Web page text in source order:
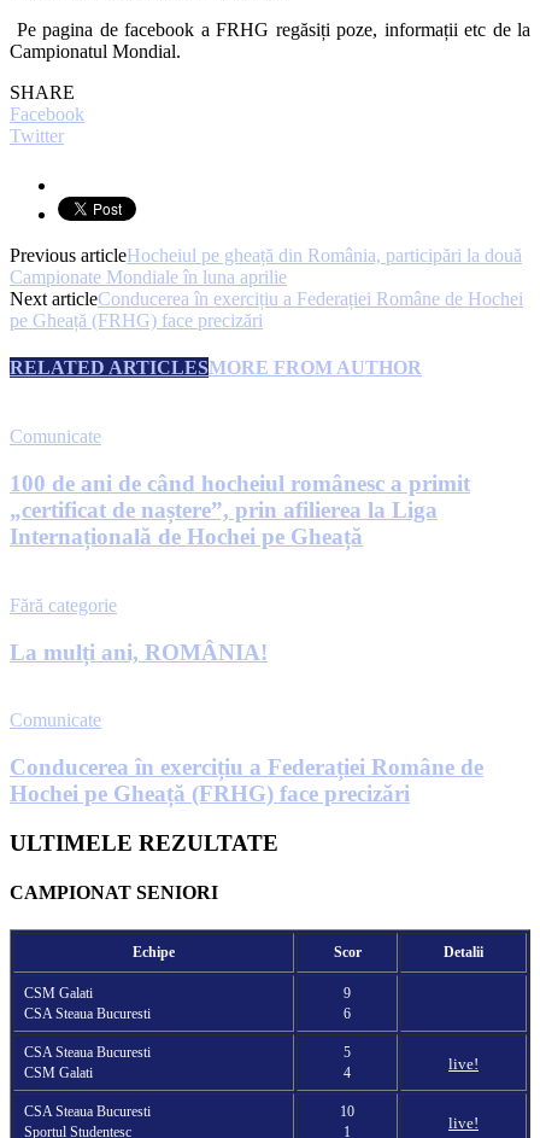
Pe pagina de facebook a FRHG regăsiți poze, informații etc de la
Campionatul Mondial.
SHARE
Facebook
Twitter
Previous articleHocheiul pe gheață din România, participări la două
Campionate Mondiale în luna aprilie
Next articleConducerea în exercițiu a Federației Române de Hochei
pe Gheață (FRHG) face precizări
RELATED ARTICLESMORE FROM AUTHOR
Comunicate
100 de ani de când hocheiul românesc a primit
„certificat de naștere”, prin afilierea la Liga
Internațională de Hochei pe Gheață
Fără categorie
La mulți ani, ROMÂNIA!
Comunicate
Conducerea în exercițiu a Federației Române de
Hochei pe Gheață (FRHG) face precizări
ULTIMELE REZULTATE
CAMPIONAT SENIORI
Echipe Scor Detalii
CSM Galati
CSA Steaua Bucuresti
9
6
CSA Steaua Bucuresti
CSM Galati
5
4
live!
CSA Steaua Bucuresti
Sportul Studentesc
10
1
live!